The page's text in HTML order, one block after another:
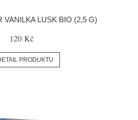
VANILKA LUSK BIO (2,5 G)
120 Kč
PRODUKTU